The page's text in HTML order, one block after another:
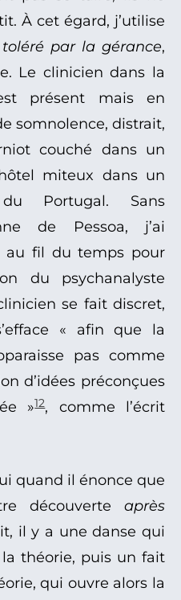
À cet égard, j’utilise
par la gérance,
Le clinicien dans la
présent mais en
somnolence, distrait,
couché dans un
miteux dans un
Portugal. Sans
de Pessoa, j’ai
au fil du temps pour
du psychanalyste
se fait discret,
« afin que la
pas comme
d’idées préconçues
»12, comme l’écrit
quand il énonce que
découverte après
il y a une danse qui
théorie, puis un fait
qui ouvre alors la